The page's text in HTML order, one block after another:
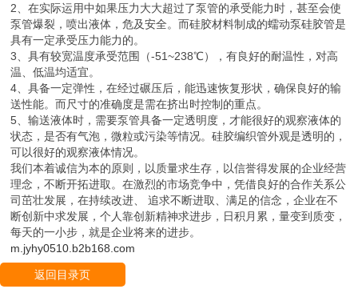
2、在实际运用中如果压力大大超过了泵管的承受能力时，甚至会使
泵管爆裂，喷出液体，危及安全。而硅胶材料制成的蠕动泵硅胶管是
具有一定承受压力能力的。
3、具有较宽温度承受范围（-51~238℃），有良好的耐温性，对高
温、低温均适宜。
4、具备一定弹性，在经过碾压后，能迅速恢复形状，确保良好的输
送性能。而尺寸的准确度是需在挤出时控制的重点。
5、输送液体时，需要泵管具备一定透明度，才能很好的观察液体的
状态，是否有气泡，微粒或污染等情况。硅胶编织管外观是透明的，
可以很好的观察液体情况。
我们本着诚信为本的原则，以质量求生存，以信誉得发展的企业经营
理念，不断开拓进取。在激烈的市场竞争中，凭借良好的合作关系公
司茁壮发展，在持续改进、 追求不断进取、满足的信念，企业在不
断创新中求发展，个人靠创新精神求进步，日积月累，量变到质变，
每天的一小步，就是企业将来的进步。
m.jyhy0510.b2b168.com
返回目录页